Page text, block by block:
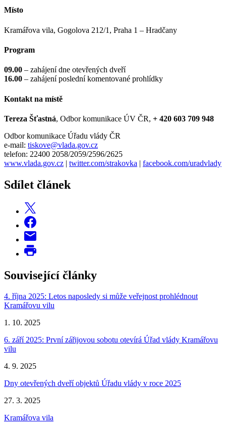
Místo
Kramářova vila, Gogolova 212/1, Praha 1 – Hradčany
Program
09.00 – zahájení dne otevřených dveří
16.00 – zahájení poslední komentované prohlídky
Kontakt na místě
Tereza Šťastná, Odbor komunikace ÚV ČR, + 420 603 709 948
Odbor komunikace Úřadu vlády ČR
e-mail: tiskove@vlada.gov.cz
telefon: 22400 2058/2059/2596/2625
www.vlada.gov.cz | twitter.com/strakovka | facebook.com/uradvlady
Sdílet článek
Související články
4. října 2025: Letos naposledy si může veřejnost prohlédnout
Kramářovu vilu
1. 10. 2025
6. září 2025: První zářijovou sobotu otevírá Úřad vlády Kramářovu
vilu
4. 9. 2025
Dny otevřených dveří objektů Úřadu vlády v roce 2025
27. 3. 2025
Kramářova vila